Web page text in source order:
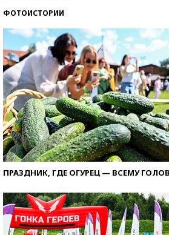
ФОТОИСТОРИИ
ПРАЗДНИК, ГДЕ ОГУРЕЦ — ВСЕМУ